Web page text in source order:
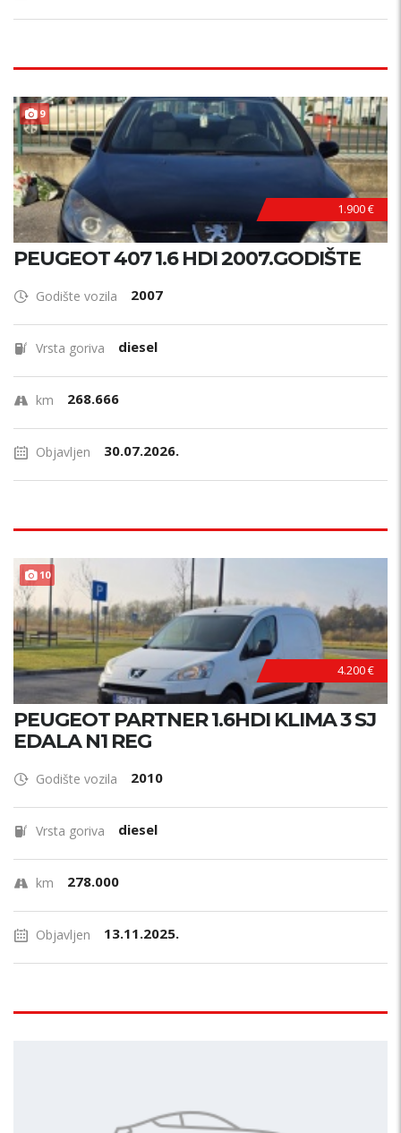
9
1.900 €
PEUGEOT 407 1.6 HDI 2007.GODIŠTE
Godište vozila 2007
Vrsta goriva diesel
km 268.666
Objavljen 30.07.2026.
10 PRILIKA !
4.200 €
PEUGEOT PARTNER 1.6HDI KLIMA 3 SJ
EDALA N1 REG
Godište vozila 2010
Vrsta goriva diesel
km 278.000
Objavljen 13.11.2025.